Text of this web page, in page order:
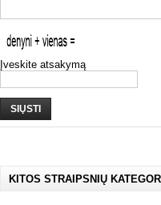
Įveskite atsakymą
SIŲSTI
KITOS STRAIPSNIŲ